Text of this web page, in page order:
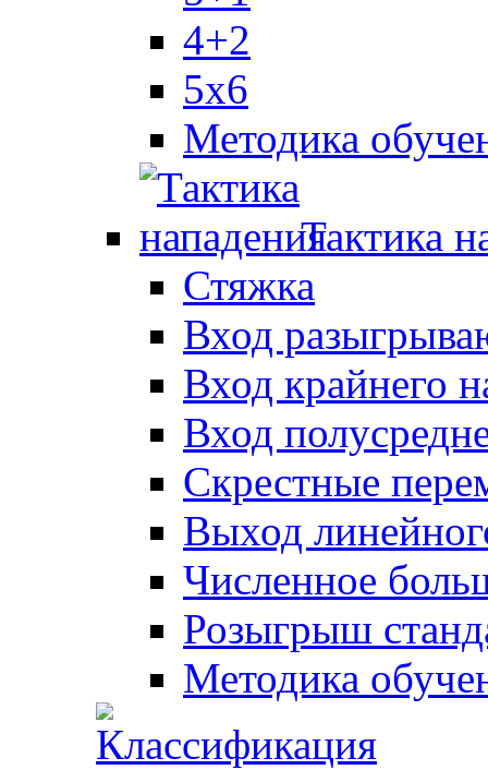
4+2
5x6
Методика
Тактика
Стяжка
Вход
Вход крайнего
Вход
Скрестные
Выход
Численное
Розыгрыш
Методика